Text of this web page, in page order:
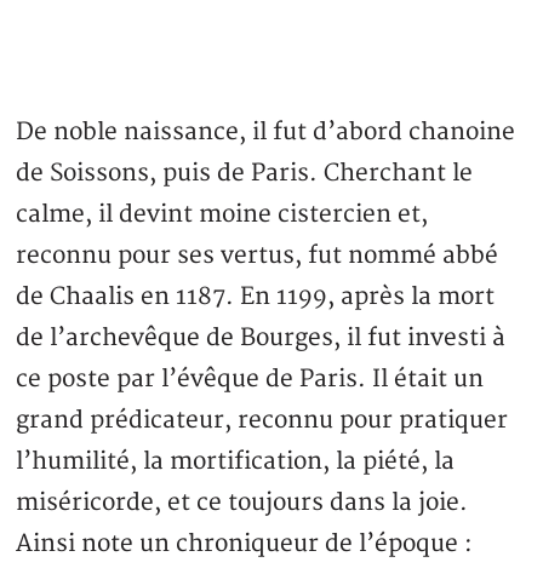
De noble naissance, il fut d’abord chanoine
de Soissons, puis de Paris. Cherchant le
calme, il devint moine cistercien et,
reconnu pour ses vertus, fut nommé abbé
de Chaalis en 1187. En 1199, après la mort
de l’archevêque de Bourges, il fut investi à
ce poste par l’évêque de Paris. Il était un
grand prédicateur, reconnu pour pratiquer
l’humilité, la mortification, la piété, la
miséricorde, et ce toujours dans la joie.
Ainsi note un chroniqueur de l’époque :